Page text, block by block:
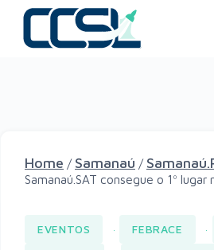
Home / Samanaú /
Samanaú.SAT consegue o 1º lugar
EVENTOS · FEBRACE ·